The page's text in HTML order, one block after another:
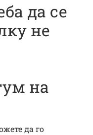
да се
не
на
да го